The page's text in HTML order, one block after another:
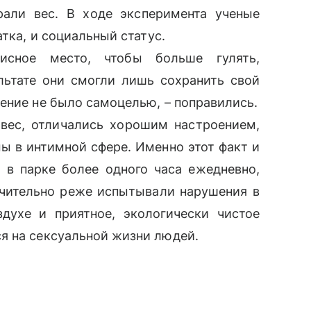
вес. В ходе эксперимента ученые
и социальный статус.
место, чтобы больше гулять,
они смогли лишь сохранить свой
не было самоцелью, – поправились.
отличались хорошим настроением,
в интимной сфере. Именно этот факт и
парке более одного часа ежедневно,
реже испытывали нарушения в
и приятное, экологически чистое
на сексуальной жизни людей.